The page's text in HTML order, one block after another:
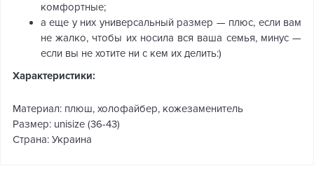
комфортные;
а еще у них универсальный размер — плюс, если вам
не жалко, чтобы их носила вся ваша семья, минус —
если вы не хотите ни с кем их делить:)
Характеристики:
Материал: плюш, холофайбер, кожезаменитель
Размер: unisize (36-43)
Страна: Украина